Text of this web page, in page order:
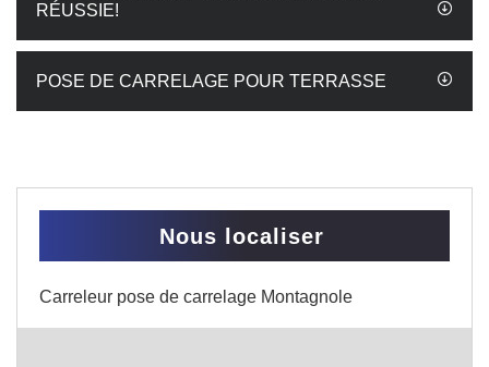
RÉUSSIE!
POSE DE CARRELAGE POUR TERRASSE
Nous localiser
Carreleur pose de carrelage Montagnole